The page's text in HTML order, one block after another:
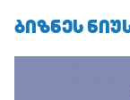
ᲑᲘᲖᲜᲔᲡ